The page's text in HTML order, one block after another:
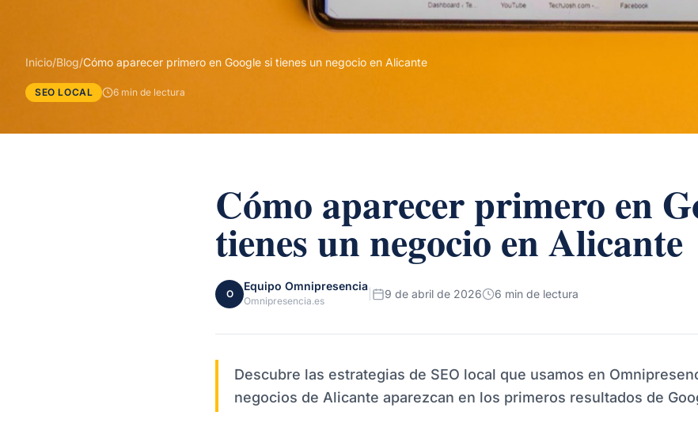
Inicio/Blog/Cómo aparecer primero en Google si tienes un negocio en Alicante
SEO LOCAL 6 min de lectura
Cómo aparecer primero en
tienes un negocio en Alicante
O
Equipo Omnipresencia
Omnipresencia.es
9 de abril de 2026 6 min de lectura
Descubre las estrategias de SEO local que usamos en
negocios de Alicante aparezcan en los primeros resultados de